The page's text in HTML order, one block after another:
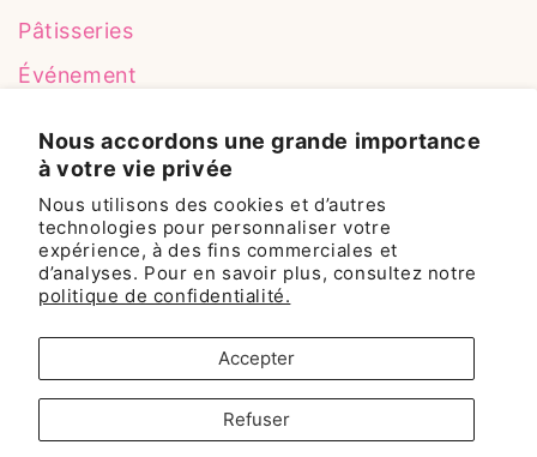
Nous accordons une grande importance
à votre vie privée
Nous utilisons des cookies et d’autres
technologies pour personnaliser votre
expérience, à des fins commerciales et
d’analyses. Pour en savoir plus, consultez notre
politique de confidentialité.
Accepter
Refuser
Pâtisseries
Événement
Contact
Contact
85 Rue St Laurent,
Beauharnois, QC J6N 1V1